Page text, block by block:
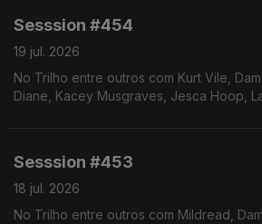
Sesssion #454
19 jul. 2026
No Trilho entre outros com Kurt Vile,
Diane, Kacey Musgraves, Jesca Hoop,
Sesssion #453
18 jul. 2026
No Trilho entre outros com Mildread,